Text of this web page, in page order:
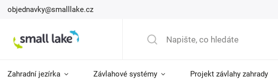
objednavky@smalllake.cz
Zahradní jezírka Závlahové systémy Projekt závlahy zahrady